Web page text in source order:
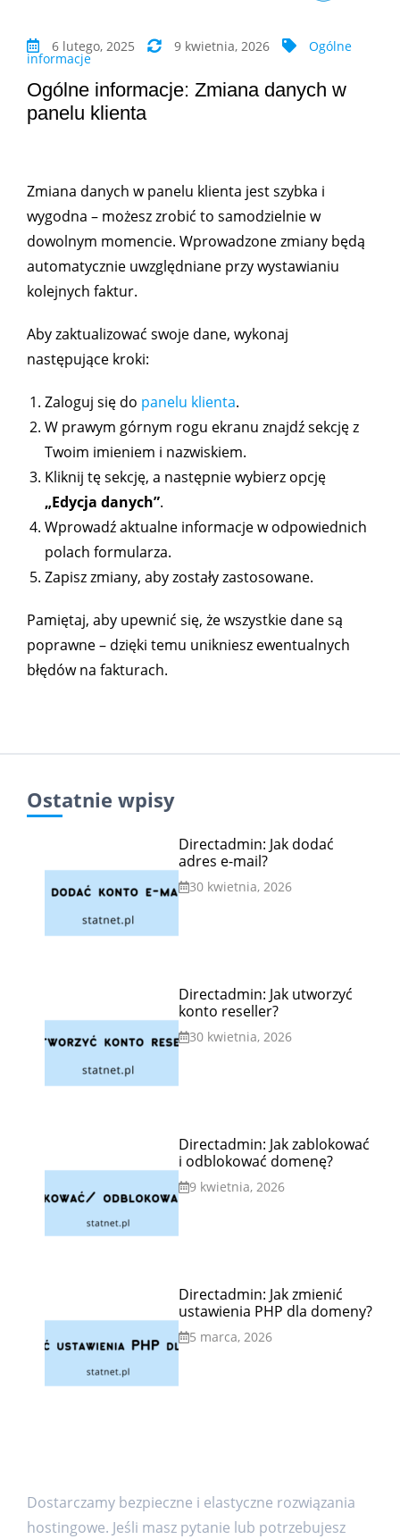
6 lutego, 2025 9 kwietnia, 2026 Ogólne
informacje
Ogólne informacje: Zmiana danych w
panelu klienta
Zmiana danych w panelu klienta jest szybka i
wygodna – możesz zrobić to samodzielnie w
dowolnym momencie. Wprowadzone zmiany będą
automatycznie uwzględniane przy wystawianiu
kolejnych faktur.
Aby zaktualizować swoje dane, wykonaj
następujące kroki:
Zaloguj się do panelu klienta.
W prawym górnym rogu ekranu znajdź sekcję z
Twoim imieniem i nazwiskiem.
Kliknij tę sekcję, a następnie wybierz opcję
„Edycja danych”.
Wprowadź aktualne informacje w odpowiednich
polach formularza.
Zapisz zmiany, aby zostały zastosowane.
Pamiętaj, aby upewnić się, że wszystkie dane są
poprawne – dzięki temu unikniesz ewentualnych
błędów na fakturach.
Ostatnie wpisy
Directadmin: Jak dodać
adres e-mail?
30 kwietnia, 2026
Directadmin: Jak utworzyć
konto reseller?
30 kwietnia, 2026
Directadmin: Jak zablokować
i odblokować domenę?
9 kwietnia, 2026
Directadmin: Jak zmienić
ustawienia PHP dla domeny?
5 marca, 2026
Dostarczamy bezpieczne i elastyczne rozwiązania
hostingowe. Jeśli masz pytanie lub potrzebujesz